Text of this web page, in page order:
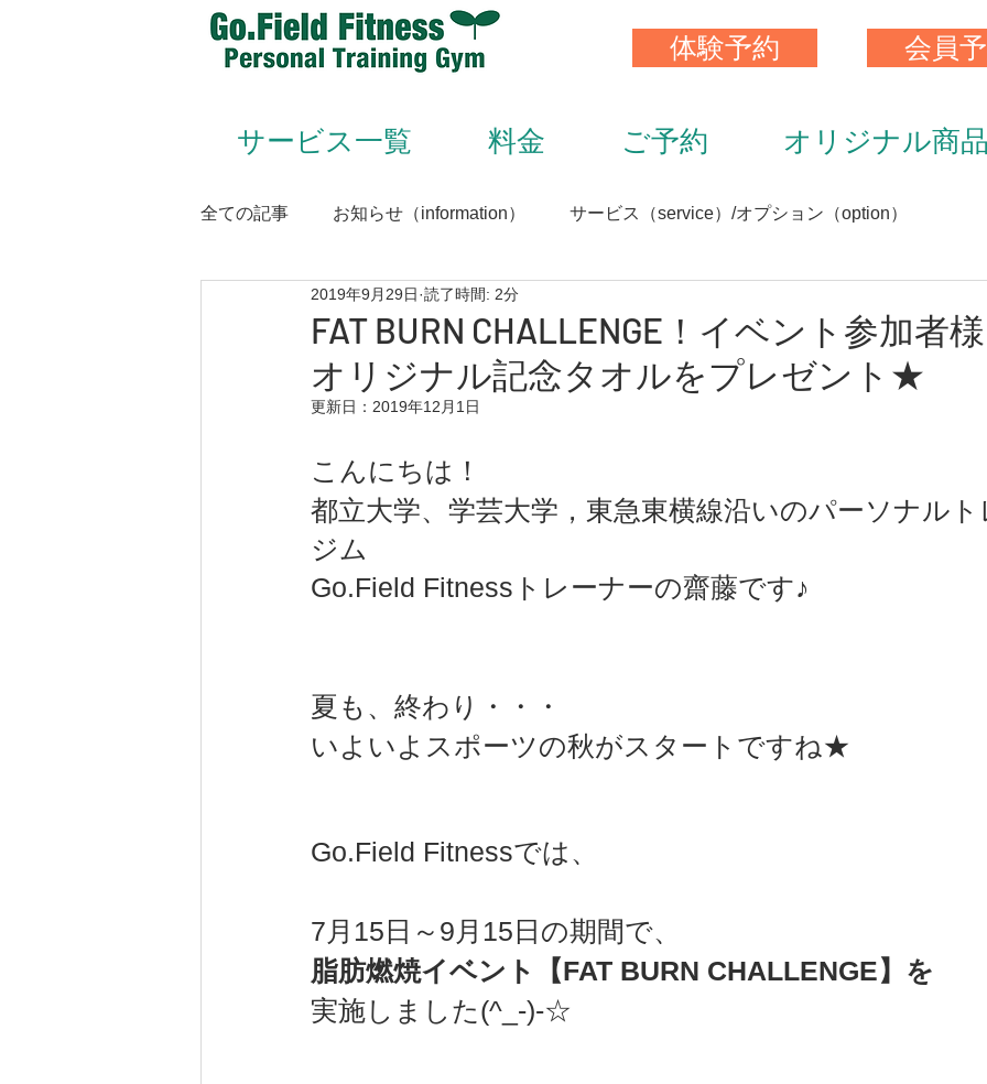
体験予約 会員
サービス一覧 料金 ご予約 オリジナル商品
全ての記事 お知らせ（information） サービス（service）/オプション（option）
Animal Flow（アニマルフロー）
Conditioning＆Mentenance サプリメント（supplement） アイテム（item）
トレーナー（trainer）／スタッフ（staff）
健康（wellness）
FAT BURN CHALLENGE！イベント参加者様
オリジナル記念タオルをプレゼント★
2019年9月29日 読了時間: 2分
更新日： 2019年12月1日
こんにちは！
都立大学、学芸大学，東急東横線沿いのパーソナル
ジム
Go.Field Fitnessトレーナーの齋藤です♪
夏も、終わり・・・
いよいよスポーツの秋がスタートですね★
Go.Field Fitnessでは、
7月15日～9月15日の期間で、
脂肪燃焼イベント【FAT BURN CHALLENGE】を
実施しました(^_-)-☆